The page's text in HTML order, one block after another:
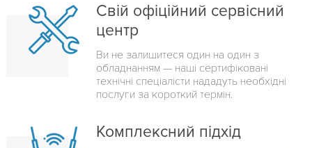
Свій офіційний сервісний
центр
Ви не залишитеся один на один з
обладнанням — наші сертифіковані
технічні спеціалісти нададуть необхідні
послуги за короткий термін.
Комплексний підхід